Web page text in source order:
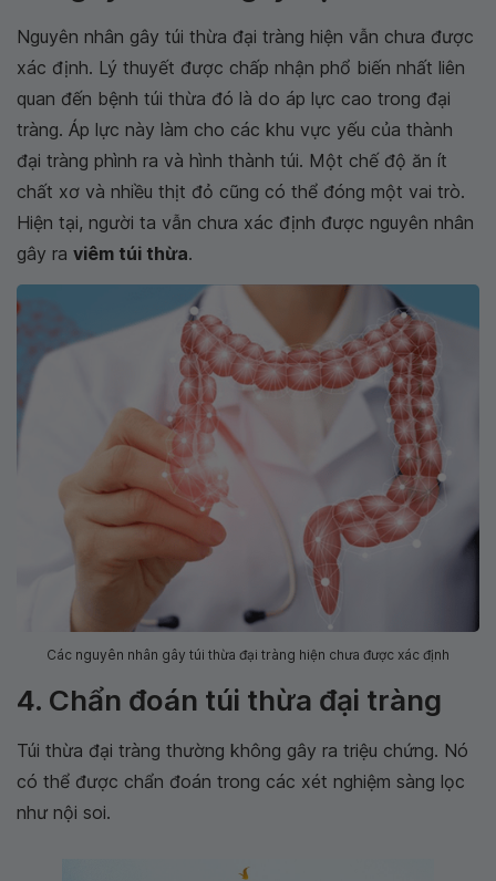
Nguyên nhân gây túi thừa đại tràng hiện vẫn chưa được
xác định. Lý thuyết được chấp nhận phổ biến nhất liên
quan đến bệnh túi thừa đó là do áp lực cao trong đại
tràng. Áp lực này làm cho các khu vực yếu của thành
đại tràng phình ra và hình thành túi. Một chế độ ăn ít
chất xơ và nhiều thịt đỏ cũng có thể đóng một vai trò.
Hiện tại, người ta vẫn chưa xác định được nguyên nhân
gây ra viêm túi thừa.
Các nguyên nhân gây túi thừa đại tràng hiện chưa được xác định
4. Chẩn đoán túi thừa đại tràng
Túi thừa đại tràng thường không gây ra triệu chứng. Nó
có thể được chẩn đoán trong các xét nghiệm sàng lọc
như nội soi.